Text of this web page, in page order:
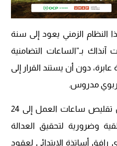
النظام الزمني يعود إلى سنة
آنذاك بـ”الساعات التضامنية
دون أن يستند القرار إلى
تربوي مدروس.
وتؤكد التنظيمات النقابية أن تقليص ساعات العمل إلى 24
وضرورية لتحقيق العدالة
رافق أساتذة الابتدائي لعقود